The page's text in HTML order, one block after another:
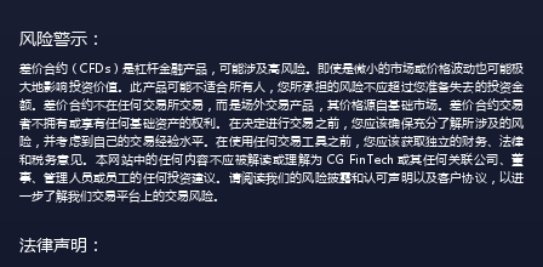
风险警示：
差价合约（CFDs）是杠杆金融产品，可能涉及高风险。即使是微小的市场或价格波动也可能极
大地影响投资价值。此产品可能不适合所有人，您所承担的风险不应超过您准备失去的投资金
额。差价合约不在任何交易所交易，而是场外交易产品，其价格源自基础市场。差价合约交易
者不拥有或享有任何基础资产的权利。在决定进行交易之前，您应该确保充分了解所涉及的风
险，并考虑到自己的交易经验水平。在使用任何交易工具之前，您应该获取独立的财务、法律
和税务意见。本网站中的任何内容不应被解读或理解为 CG FinTech 或其任何关联公司、董
事、管理人员或员工的任何投资建议。请阅读我们的风险披露和认可声明以及客户协议，以进
一步了解我们交易平台上的交易风险。
法律声明：